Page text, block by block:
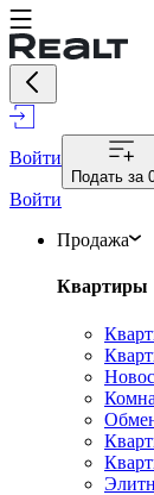
Войти
Подать за
Войти
Продажа
Квартиры